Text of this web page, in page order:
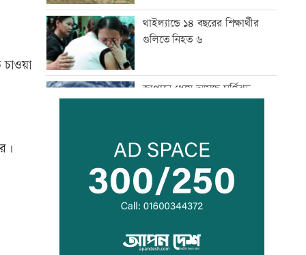
থাইল্যান্ডে ১৪ বছরের শিক্ষার্থীর
গুলিতে নিহত ৬
জাপানে ধেয়ে আসছে ঘূর্ণিঝড়
কাঁচা মরিচের দাম কমলেও ডিমের
দাম বাড়তি
বাংলাদেশ